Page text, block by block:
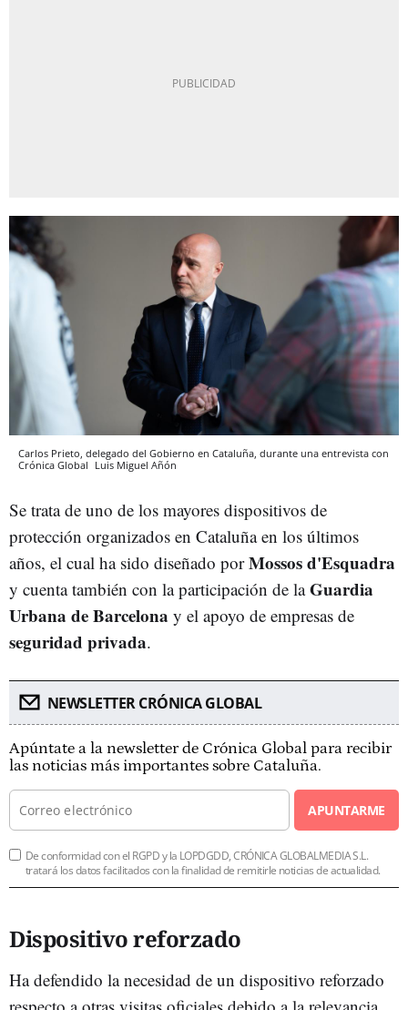
Carlos Prieto, delegado del Gobierno en Cataluña, durante una entrevista con
Crónica Global Luis Miguel Añón
Se trata de uno de los mayores dispositivos de
protección organizados en Cataluña en los últimos
años, el cual ha sido diseñado porMossos d'Esquadra
y cuenta también con la participación de laGuardia
Urbana de Barcelona y el apoyo de empresas de
seguridad privada.
NEWSLETTER CRÓNICA GLOBAL
Apúntate a la newsletter de Crónica Global para recibir
las noticias más importantes sobre Cataluña.
APUNTARME
De conformidad con el RGPD y la LOPDGDD, CRÓNICA GLOBALMEDIA S.L.
tratará los datos facilitados con la finalidad de remitirle noticias de actualidad.
Dispositivo reforzado
Ha defendido la necesidad de un dispositivo reforzado